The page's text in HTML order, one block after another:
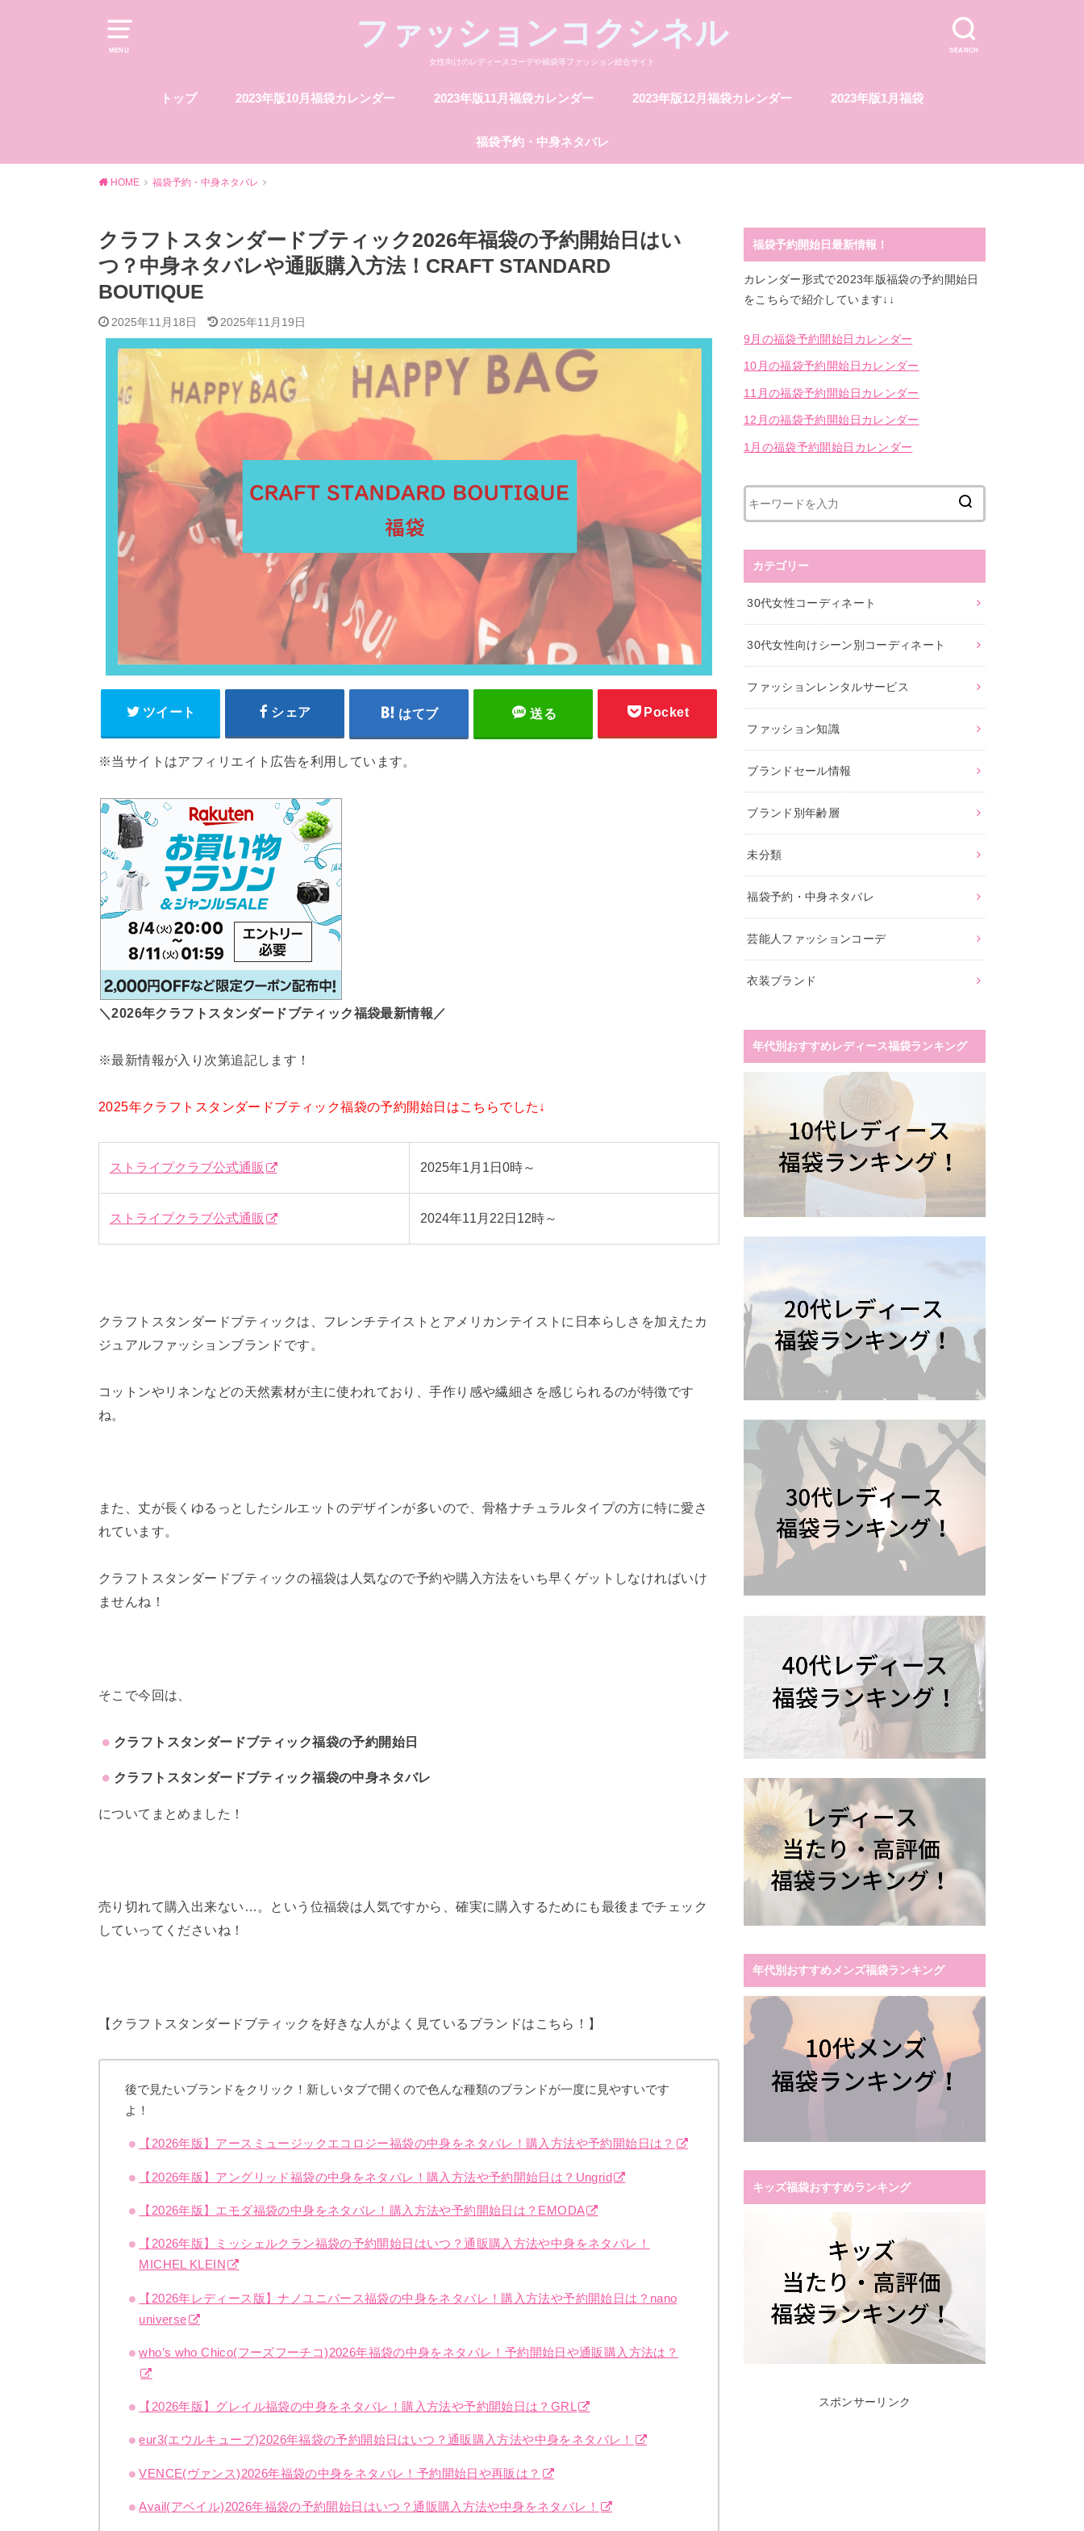
MENU SEARCH
ファッションコクシネル
女性向けのレディースコーデや福袋等ファッション総合サイト
トップ 2023年版10月福袋カレンダー 2023年版11月福袋カレンダー 2023年版12月福袋カレンダー 2023年版1月福袋
福袋予約・中身ネタバレ
HOME 福袋予約・中身ネタバレ
クラフトスタンダードブティック2026年福袋の予約開始日はい
つ？中身ネタバレや通販購入方法！CRAFT STANDARD
BOUTIQUE
2025年11月18日 2025年11月19日
ツイート シェア はてブ 送る Pocket
※当サイトはアフィリエイト広告を利用しています。
＼2026年クラフトスタンダードブティック福袋最新情報／
※最新情報が入り次第追記します！
2025年クラフトスタンダードブティック福袋の予約開始日はこちらでした↓
ストライプクラブ公式通販 2025年1月1日0時～
ストライプクラブ公式通販 2024年11月22日12時～
クラフトスタンダードブティックは、フレンチテイストとアメリカンテイストに日本らしさを加えたカ
ジュアルファッションブランドです。
コットンやリネンなどの天然素材が主に使われており、手作り感や繊細さを感じられるのが特徴です
ね。
また、丈が長くゆるっとしたシルエットのデザインが多いので、骨格ナチュラルタイプの方に特に愛さ
れています。
クラフトスタンダードブティックの福袋は人気なので予約や購入方法をいち早くゲットしなければいけ
ませんね！
そこで今回は、
クラフトスタンダードブティック福袋の予約開始日
クラフトスタンダードブティック福袋の中身ネタバレ
についてまとめました！
売り切れて購入出来ない…。という位福袋は人気ですから、確実に購入するためにも最後までチェック
していってくださいね！
【クラフトスタンダードブティックを好きな人がよく見ているブランドはこちら！】
後で見たいブランドをクリック！新しいタブで開くので色んな種類のブランドが一度に見やすいです
よ！
【2026年版】アースミュージックエコロジー福袋の中身をネタバレ！購入方法や予約開始日は？
【2026年版】アングリッド福袋の中身をネタバレ！購入方法や予約開始日は？Ungrid
【2026年版】エモダ福袋の中身をネタバレ！購入方法や予約開始日は？EMODA
【2026年版】ミッシェルクラン福袋の予約開始日はいつ？通販購入方法や中身をネタバレ！
MICHEL KLEIN
【2026年レディース版】ナノユニバース福袋の中身をネタバレ！購入方法や予約開始日は？nano
universe
who’s who Chico(フーズフーチコ)2026年福袋の中身をネタバレ！予約開始日や通販購入方法は？
【2026年版】グレイル福袋の中身をネタバレ！購入方法や予約開始日は？GRL
eur3(エウルキューブ)2026年福袋の予約開始日はいつ？通販購入方法や中身をネタバレ！
VENCE(ヴァンス)2026年福袋の中身をネタバレ！予約開始日や再販は？
Avail(アベイル)2026年福袋の予約開始日はいつ？通販購入方法や中身をネタバレ！
福袋予約開始日最新情報！
カレンダー形式で2023年版福袋の予約開始日
をこちらで紹介しています↓↓
9月の福袋予約開始日カレンダー
10月の福袋予約開始日カレンダー
11月の福袋予約開始日カレンダー
12月の福袋予約開始日カレンダー
1月の福袋予約開始日カレンダー
カテゴリー
30代女性コーディネート
30代女性向けシーン別コーディネート
ファッションレンタルサービス
ファッション知識
ブランドセール情報
ブランド別年齢層
未分類
福袋予約・中身ネタバレ
芸能人ファッションコーデ
衣装ブランド
年代別おすすめレディース福袋ランキング
年代別おすすめメンズ福袋ランキング
キッズ福袋おすすめランキング
スポンサーリンク